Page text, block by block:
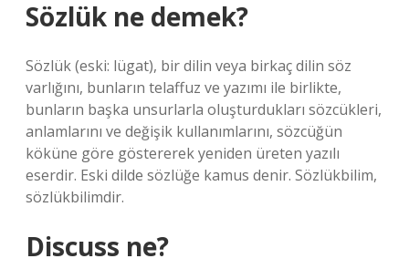
Sözlük ne demek?
Sözlük (eski: lügat), bir dilin veya birkaç dilin söz
varlığını, bunların telaffuz ve yazımı ile birlikte,
bunların başka unsurlarla oluşturdukları sözcükleri,
anlamlarını ve değişik kullanımlarını, sözcüğün
köküne göre göstererek yeniden üreten yazılı
eserdir. Eski dilde sözlüğe kamus denir. Sözlükbilim,
sözlükbilimdir.
Discuss ne?